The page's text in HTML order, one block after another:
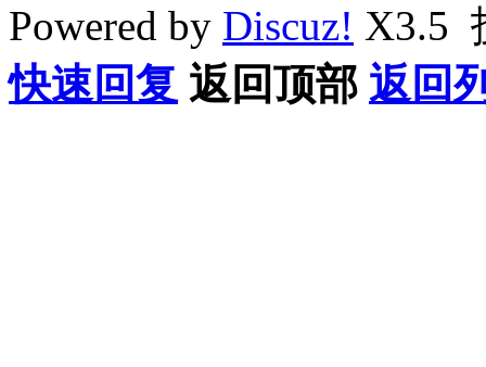
Powered by Discuz! X3.5
快速回复 返回顶部 返回